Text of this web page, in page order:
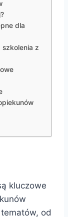
dla
szkolenia z
kluczowe
od